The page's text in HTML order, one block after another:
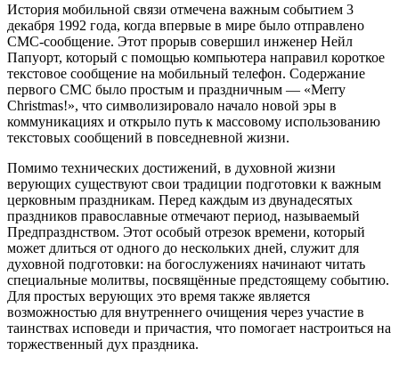
История мобильной связи отмечена важным событием 3
декабря 1992 года, когда впервые в мире было отправлено
СМС-сообщение. Этот прорыв совершил инженер Нейл
Папуорт, который с помощью компьютера направил короткое
текстовое сообщение на мобильный телефон. Содержание
первого СМС было простым и праздничным — «Merry
Christmas!», что символизировало начало новой эры в
коммуникациях и открыло путь к массовому использованию
текстовых сообщений в повседневной жизни.
Помимо технических достижений, в духовной жизни
верующих существуют свои традиции подготовки к важным
церковным праздникам. Перед каждым из двунадесятых
праздников православные отмечают период, называемый
Предпразднством. Этот особый отрезок времени, который
может длиться от одного до нескольких дней, служит для
духовной подготовки: на богослужениях начинают читать
специальные молитвы, посвящённые предстоящему событию.
Для простых верующих это время также является
возможностью для внутреннего очищения через участие в
таинствах исповеди и причастия, что помогает настроиться на
торжественный дух праздника.